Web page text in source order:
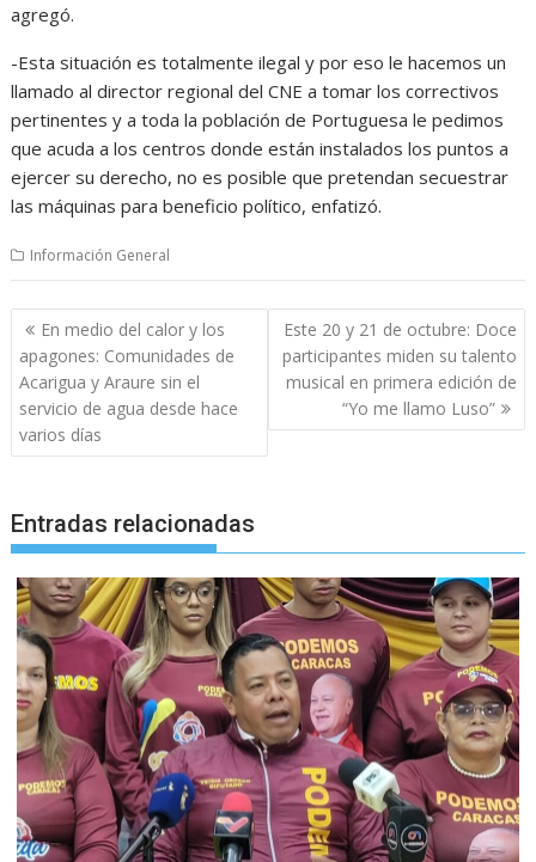
agregó.
-Esta situación es totalmente ilegal y por eso le hacemos un
llamado al director regional del CNE a tomar los correctivos
pertinentes y a toda la población de Portuguesa le pedimos
que acuda a los centros donde están instalados los puntos a
ejercer su derecho, no es posible que pretendan secuestrar
las máquinas para beneficio político, enfatizó.
Información General
Navegación
de
entradas
En medio del calor y los
apagones: Comunidades de
Acarigua y Araure sin el
servicio de agua desde hace
varios días
Este 20 y 21 de octubre: Doce
participantes miden su talento
musical en primera edición de
“Yo me llamo Luso”
Entradas relacionadas